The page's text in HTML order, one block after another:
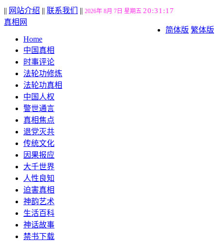
|| 网站介绍 || 联系我们 || 2026年 8月 7日 星期五 20:31:18
简体版 繁体版
真相网
Home
中国真相
时事评论
法轮功修炼
法轮功真相
中国人权
警世通言
真相焦点
退党灭共
传统文化
因果报应
大千世界
人性良知
迫害真相
神韵艺术
生活百科
神话故事
禁书下载